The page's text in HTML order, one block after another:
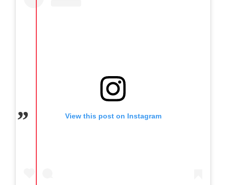
View this post on Instagram